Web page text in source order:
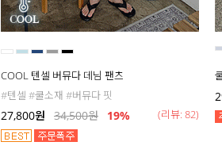
COOL 텐셀 버뮤다 데님 팬츠
#텐셀 #쿨소재 #버뮤다 핏
27,800원 34,500원 19% (리뷰: 82)